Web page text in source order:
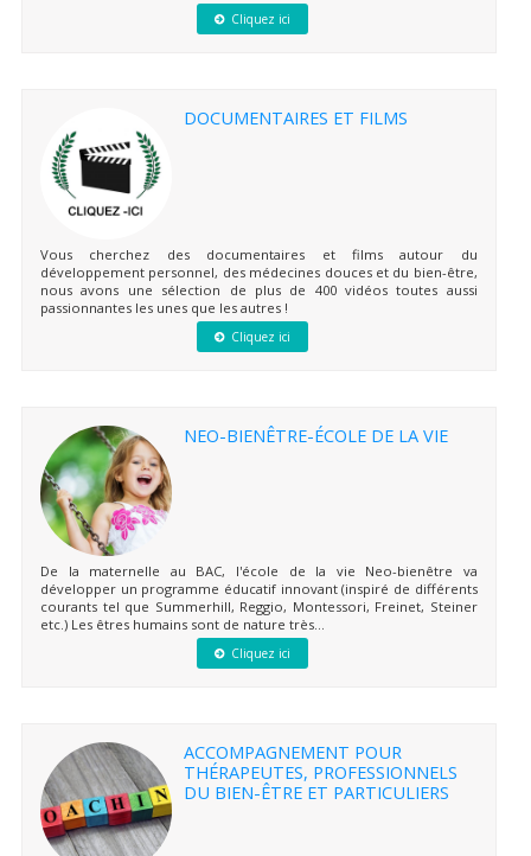
Cliquez ici
DOCUMENTAIRES ET FILMS
Vous cherchez des documentaires et films autour du
développement personnel, des médecines douces et du bien-être,
nous avons une sélection de plus de 400 vidéos toutes aussi
passionnantes les unes que les autres !
Cliquez ici
NEO-BIENÊTRE-ÉCOLE DE LA VIE
De la maternelle au BAC, l'école de la vie Neo-bienêtre va
développer un programme éducatif innovant (inspiré de différents
courants tel que Summerhill, Reggio, Montessori, Freinet, Steiner
etc.) Les êtres humains sont de nature très...
Cliquez ici
ACCOMPAGNEMENT POUR
THÉRAPEUTES, PROFESSIONNELS
DU BIEN-ÊTRE ET PARTICULIERS